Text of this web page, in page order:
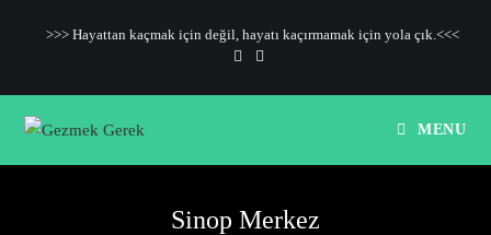
>>> Hayattan kaçmak için değil, hayatı kaçırmamak için yola çık.<<<
MENU
Sinop Merkez